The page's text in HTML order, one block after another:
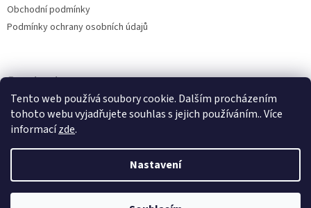
Tento web používá soubory cookie. Dalším procházením
tohoto webu vyjadřujete souhlas s jejich používáním.. Více
informacízde.
Nastavení
s
u
Obchodní podmínky
Podmínky ochrany osobních údajů
Facebook
Vytvořil Shoptet